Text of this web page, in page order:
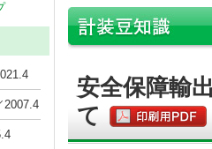
2007.4
安全保障輸
て